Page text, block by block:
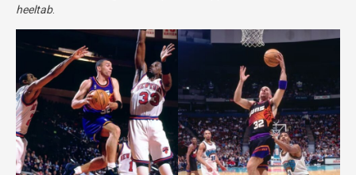
heeltab.